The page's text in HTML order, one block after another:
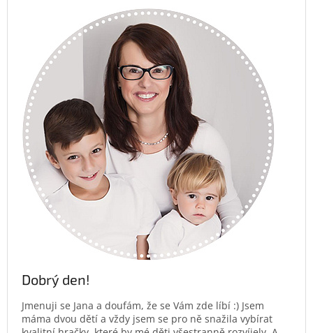
Dobrý den!
Jmenuji se Jana a doufám, že se Vám zde líbí :) Jsem
máma dvou dětí a vždy jsem se pro ně snažila vybírat